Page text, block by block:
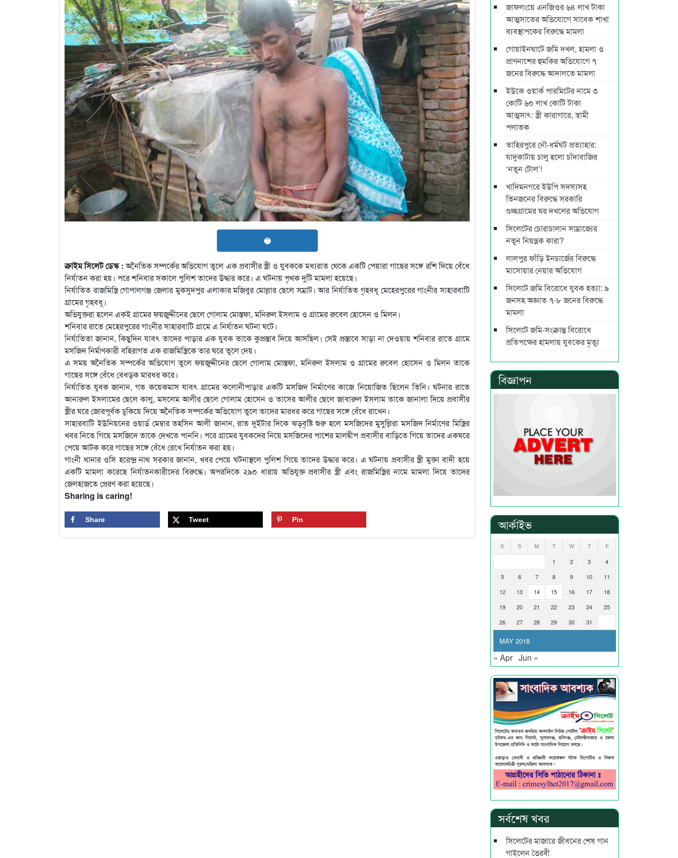
🖶
ক্রাইম সিলেট ডেস্ক :অনৈতিক সম্পর্কের অভিযোগ তুলে এক প্রবাসীর স্ত্রী ও যুবককে মধ্যরাত থেকে একটি পেয়ারা গাছের সঙ্গে রশি দিয়ে বেঁধে
নির্যাতন করা হয়। পরে শনিবার সকালে পুলিশ তাদের উদ্ধার করে। এ ঘটনায় পৃথক দুটি মামলা হয়েছে।
নির্যাতিত রাজমিস্ত্রি গোপালগঞ্জ জেলার মুকসুদপুর এলাকার মজিবুর মোল্লার ছেলে সম্রাট। আর নির্যাতিত গৃহবধূ মেহেরপুরের গাংনীর সাহারবাটি
গ্রামের গৃহবধূ।
অভিযুক্তরা হলেন একই গ্রামের ফয়জুদ্দীনের ছেলে গোলাম মোস্তফা, মনিরুল ইসলাম ও গ্রামের রুবেল হোসেন ও মিলন।
শনিবার রাতে মেহেরপুরের গাংনীর সাহারবাটি গ্রামে এ নির্যাতন ঘটনা ঘটে।
নির্যাতিতা জানান, কিছুদিন যাবৎ তাদের পাড়ার এক যুবক তাকে কুপ্রস্তাব দিয়ে আসছিল। সেই প্রস্তাবে সাড়া না দেওয়ায় শনিবার রাতে গ্রামে
মসজিদ নির্মাণকারী বহিরাগত এক রাজমিস্ত্রিকে তার ঘরে তুলে দেয়।
এ সময় অনৈতিক সম্পর্কের অভিযোগ তুলে ফয়জুদ্দীনের ছেলে গোলাম মোস্তফা, মনিরুল ইসলাম ও গ্রামের রুবেল হোসেন ও মিলন তাকে
গাছের সঙ্গে বেঁধে বেধড়ক মারধর করে।
নির্যাতিত যুবক জানান, গত কয়েকমাস যাবৎ গ্রামের কলোনীপাড়ার একটি মসজিদ নির্মাণের কাজে নিয়োজিত ছিলেন তিনি। ঘটনার রাতে
আনারুল ইসলামের ছেলে কালু, মসলেম আলীর ছেলে গোলাম হোসেন ও তাসের আলীর ছেলে জাবারুল ইসলাম তাকে জানালা দিয়ে প্রবাসীর
স্ত্রীর ঘরে জোরপূর্বক ঢুকিয়ে দিয়ে অনৈতিক সম্পর্কের অভিযোগ তুলে তাদের মারধর করে গাছের সঙ্গে বেঁধে রাখেন।
সাহারবাটি ইউনিয়নের ওয়ার্ড মেম্বার তহসিন আলী জানান, রাত দুইটার দিকে ঝড়বৃষ্টি শুরু হলে মসজিদের মুসুল্লিরা মসজিদ নির্মাণের মিস্ত্রির
খবর নিতে গিয়ে মসজিদে তাকে দেখতে পাননি। পরে গ্রামের যুবকদের নিয়ে মসজিদের পাশের মালদ্বীপ প্রবাসীর বাড়িতে গিয়ে তাদের একঘরে
পেয়ে আটক করে গাছের সঙ্গে বেঁধে রেখে নির্যাতন করা হয়।
গাংনী থানার ওসি হরেন্দ্র নাথ সরকার জানান, খবর পেয়ে ঘটনাস্থলে পুলিশ গিয়ে তাদের উদ্ধার করে। এ ঘটনায় প্রবাসীর স্ত্রী মুক্তা বাদী হয়ে
একটি মামলা করেছে নির্যাতনকারীদের বিরুদ্ধে। অপরদিকে ২৯০ ধারায় অভিযুক্ত প্রবাসীর স্ত্রী এবং রাজমিস্ত্রির নামে মামলা দিয়ে তাদের
জেলহাজতে প্রেরণ করা হয়েছে।
Sharing is caring!
Share Tweet Pin
জাফলংয়ে এনজিওর ৬৪ লাখ টাকা
আত্মসাতের অভিযোগে সাবেক শাখা
ব্যবস্থাপকের বিরুদ্ধে মামলা
গোয়াইনঘাটে জমি দখল, হামলা ও
প্রাণনাশের হুমকির অভিযোগে ৭
জনের বিরুদ্ধে আদালতে মামলা
ইউকে ওয়ার্ক পারমিটের নামে ৩
কোটি ৬০ লাখ কোটি টাকা
আত্মসাৎ: স্ত্রী কারাগারে, স্বামী
পলাতক
তাহিরপুরে নৌ-ধর্মঘট প্রত্যাহার:
যাদুকাটায় চালু হলো চাঁদাবাজির
‘নতুন টোল’!
খাদিমনগরে ইউপি সদস্যসহ
তিনজনের বিরুদ্ধে সরকারি
গুচ্ছগ্রামের ঘর দখলের অভিযোগ
সিলেটের চোরাচালান সাম্রাজ্যের
নতুন নিয়ন্ত্রক কারা?
লালপুর ফাঁড়ি ইনচার্জের বিরুদ্ধে
মাসোয়ার নেয়ার অভিযোগ
সিলেটে জমি বিরোধে যুবক হত্যা: ৯
জনসহ অজ্ঞাত ৭-৮ জনের বিরুদ্ধে
মামলা
সিলেটে জমি-সংক্রান্ত বিরোধে
প্রতিপক্ষের হামলায় যুবকের মৃত্যু
বিজ্ঞাপন
আর্কাইভ
MAY 2018
S S M T W T F
1 2 3
4
5
6 7 8 9 10
11
12
13 14 15 16 17
18
19
20 21 22 23 24
25
26
27 28 29 30 31
« Apr Jun »
সর্বশেষ খবর
সিলেটের মাজারে জীবনের শেষ গান
গাইলেন ভৈরবী